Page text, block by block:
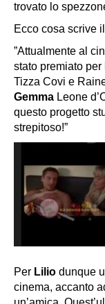
trovato lo
Ecco cosa scrive
”Attualmente al
stato premiato
Tizza Covi e
Gemma Leone
questo progetto
strepitoso!”
Per Lilio dunque
cinema, accanto